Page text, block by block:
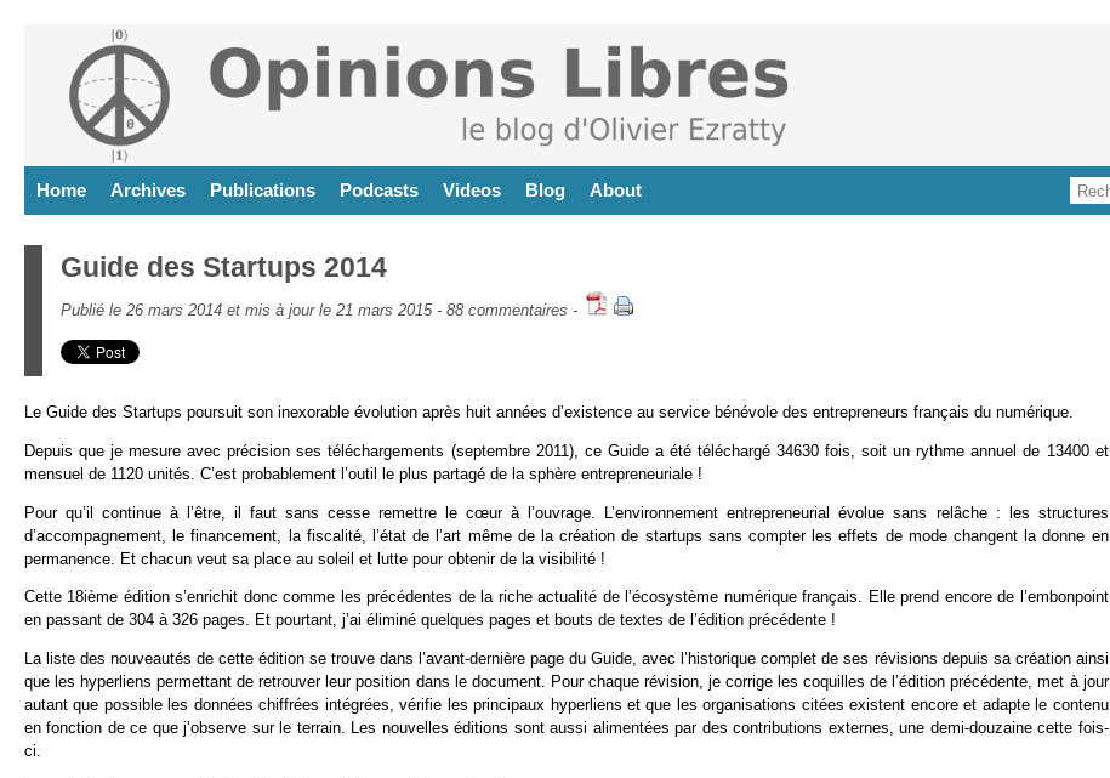
Home Archives Publications Podcasts Videos Blog About
Guide des Startups 2014
Publié le 26 mars 2014 et mis à jour le 21 mars 2015 - 88 commentaires -
Le Guide des Startups poursuit son inexorable évolution après huit années d’existence au service bénévole des entrepreneurs français du numérique.
Depuis que je mesure avec précision ses téléchargements (septembre 2011), ce Guide a été téléchargé 34630 fois, soit un rythme annuel de 13400 et
mensuel de 1120 unités. C’est probablement l’outil le plus partagé de la sphère entrepreneuriale !
Pour qu’il continue à l’être, il faut sans cesse remettre le cœur à l’ouvrage. L’environnement entrepreneurial évolue sans relâche : les structures
d’accompagnement, le financement, la fiscalité, l’état de l’art même de la création de startups sans compter les effets de mode changent la donne en
permanence. Et chacun veut sa place au soleil et lutte pour obtenir de la visibilité !
Cette 18ième édition s’enrichit donc comme les précédentes de la riche actualité de l’écosystème numérique français. Elle prend encore de l’embonpoint
en passant de 304 à 326 pages. Et pourtant, j’ai éliminé quelques pages et bouts de textes de l’édition précédente !
La liste des nouveautés de cette édition se trouve dans l’avant-dernière page du Guide, avec l’historique complet de ses révisions depuis sa création ainsi
que les hyperliens permettant de retrouver leur position dans le document. Pour chaque révision, je corrige les coquilles de l’édition précédente, met à jour
autant que possible les données chiffrées intégrées, vérifie les principaux hyperliens et que les organisations citées existent encore et adapte le contenu
en fonction de ce que j’observe sur le terrain. Les nouvelles éditions sont aussi alimentées par des contributions externes, une demi-douzaine cette fois-
ci.